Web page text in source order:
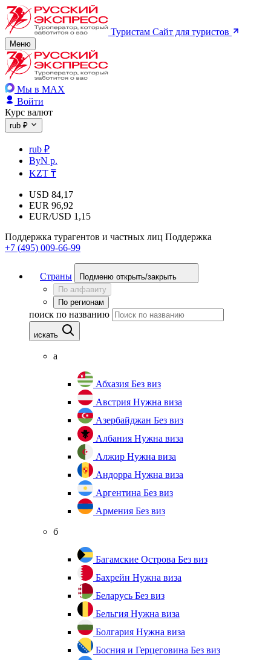
Туристам Сайт для туристов
Меню
Мы в MAX
Войти
Курс валют
rub ₽
rub ₽
ByN р.
KZT ₸
USD 84,17
EUR 96,92
EUR/USD 1,15
Поддержка турагентов и частных лиц Поддержка
+7 (495) 009-66-99
Страны
Подменю открыть/закрыть
По алфавиту
По регионам
поиск по названию
искать
а
Абхазия Без виз
Австрия Нужна виза
Азербайджан Без виз
Албания Нужна виза
Алжир Нужна виза
Андорра Нужна виза
Аргентина Без виз
Армения Без виз
б
Багамские Острова Без виз
Бахрейн Нужна виза
Беларусь Без виз
Бельгия Нужна виза
Болгария Нужна виза
Босния и Герцеговина Без виз